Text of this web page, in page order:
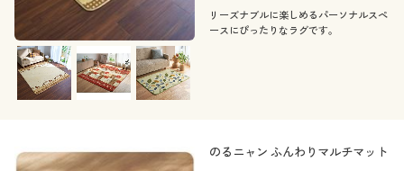
リーズナブルに楽しめるパーソナルスペ
ースにぴったりなラグです。
のるニャン ふんわりマルチマット